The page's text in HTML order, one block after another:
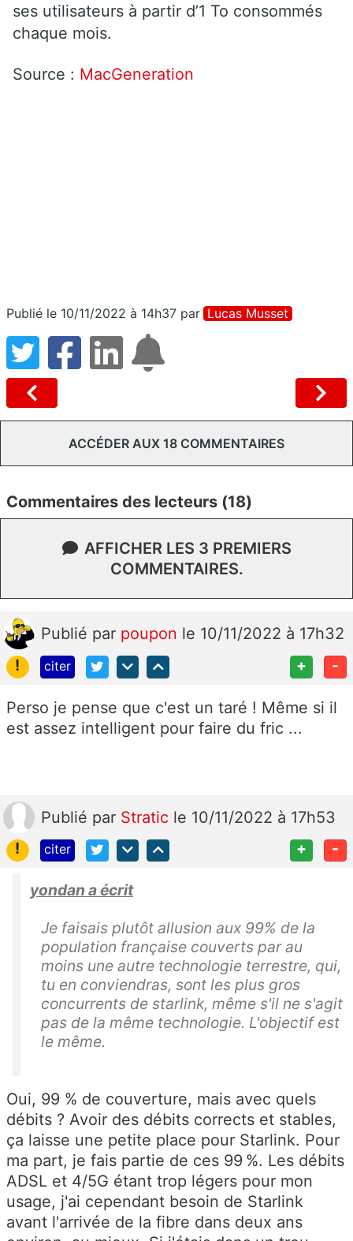
ses utilisateurs à partir d’1 To consommés
chaque mois.
Source : MacGeneration
Publié le 10/11/2022 à 14h37 par Lucas Musset
ACCÉDER AUX 18 COMMENTAIRES
Commentaires des lecteurs (18)
AFFICHER LES 3 PREMIERS
COMMENTAIRES.
Publié par poupon le 10/11/2022 à 17h32
!
citer + -
Perso je pense que c'est un taré ! Même si il
est assez intelligent pour faire du fric ...
Publié par Stratic le 10/11/2022 à 17h53
!
citer + -
yondan a écrit
Je faisais plutôt allusion aux 99% de la
population française couverts par au
moins une autre technologie terrestre, qui,
tu en conviendras, sont les plus gros
concurrents de starlink, même s'il ne s'agit
pas de la même technologie. L'objectif est
le même.
Oui, 99 % de couverture, mais avec quels
débits ? Avoir des débits corrects et stables,
ça laisse une petite place pour Starlink. Pour
ma part, je fais partie de ces 99 %. Les débits
ADSL et 4/5G étant trop légers pour mon
usage, j'ai cependant besoin de Starlink
avant l'arrivée de la fibre dans deux ans